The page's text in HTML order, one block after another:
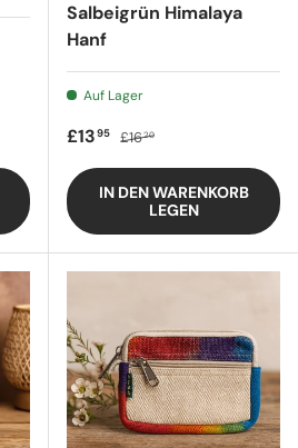
Salbeigrün Himalaya
Hanf
Auf Lager
Verkaufspreis
£1395 Regulärer Preis
£1620
IN DEN WARENKORB
LEGEN